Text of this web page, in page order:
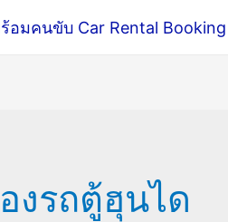
อมคนขับ Car Rental
งรถตู้ฮุนได